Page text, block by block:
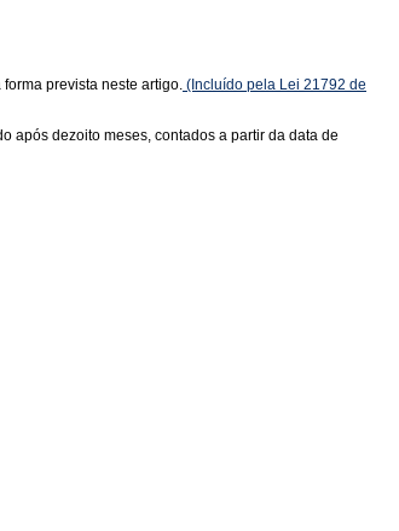
prevista neste artigo. (Incluído pela Lei 21792 de
após dezoito meses, contados a partir da data de